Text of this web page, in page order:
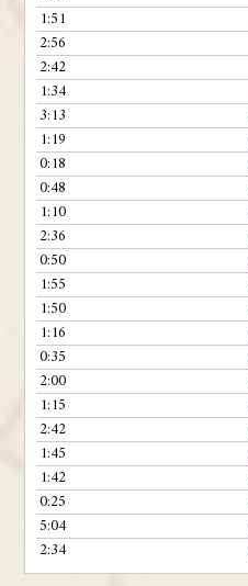
1:51
2:56
2:42
1:34
3:13
1:19
0:18
0:48
1:10
2:36
0:50
1:55
1:50
1:16
0:35
2:00
1:15
2:42
1:45
1:42
0:25
5:04
2:34